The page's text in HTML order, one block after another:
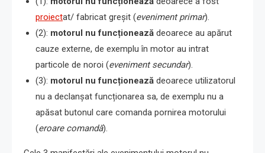
proiectat/ fabricat greșit (eveniment primar).
(2): motorul nu funcționează deoarece au apărut
cauze externe, de exemplu în motor au intrat
particole de noroi (eveniment secundar).
(3): motorul nu funcționează deoarece utilizatorul
nu a declanșat funcționarea sa, de exemplu nu a
apăsat butonul care comanda pornirea motorului
(eroare comandă).